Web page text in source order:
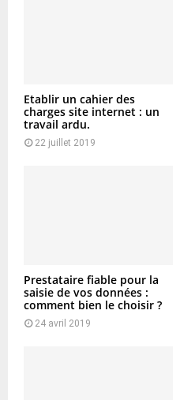
Etablir un cahier des
charges site internet : un
travail ardu.
22 juillet 2019
Prestataire fiable pour la
saisie de vos données :
comment bien le choisir ?
24 avril 2019